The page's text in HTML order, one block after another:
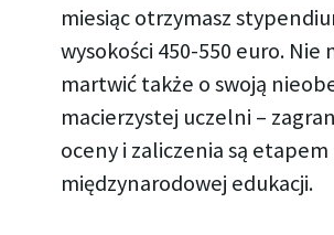
miesiąc otrzymasz
wysokości 450-550 euro. Nie
martwić także o swoją
macierzystej uczelni –
oceny i zaliczenia są etapem
międzynarodowej edukacji.